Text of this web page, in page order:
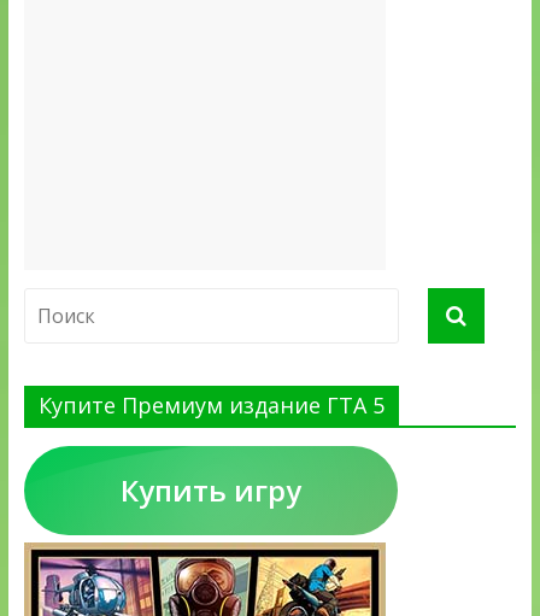
Купите Премиум издание ГТА 5
Купить игру